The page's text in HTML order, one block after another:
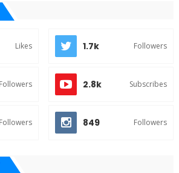
Likes 1.7k Followers
Followers 2.8k Subscribes
Followers 849 Followers